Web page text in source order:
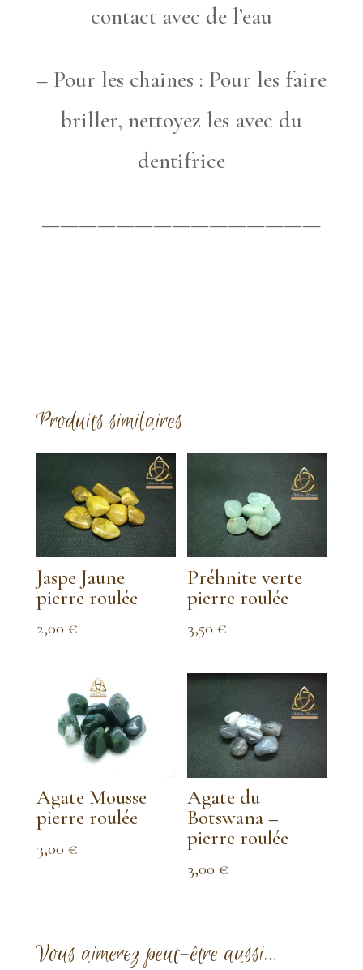
contact avec de l’eau
– Pour les chaines : Pour les faire
briller, nettoyez les avec du
dentifrice
———————————————
Produits similaires
Jaspe Jaune
pierre roulée
2,00 €
Préhnite verte
pierre roulée
3,50€
Agate Mousse
pierre roulée
3,00 €
Agate du
Botswana –
pierre roulée
3,00€
Vous aimerez peut-être aussi…